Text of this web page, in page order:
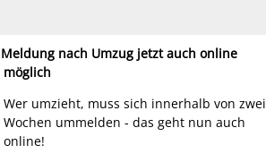
Meldung nach Umzug jetzt auch online
möglich
Wer umzieht, muss sich innerhalb von zwei
Wochen ummelden - das geht nun auch
online!